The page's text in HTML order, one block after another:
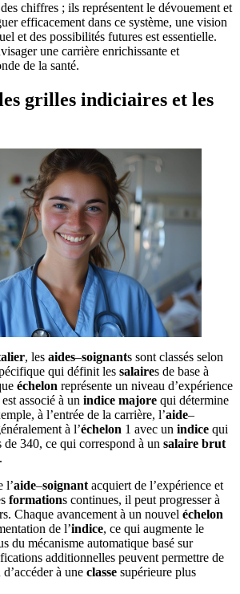
chiffres ; ils représentent le dévouement et
efficacement dans ce système, une vision
et des possibilités futures est essentielle.
une carrière enrichissante et
de la santé.
grilles indiciaires et les
, les aides–soignants sont classés selon
qui définit les salaires de base à
échelon représente un niveau d’expérience
associé à un indice majore qui détermine
à l’entrée de la carrière, l’aide–
à l’échelon 1 avec un indice qui
de 340, ce qui correspond à un salaire brut
l’aide–soignant acquiert de l’expérience et
formations continues, il peut progresser à
Chaque avancement à un nouvel échelon
de l’indice, ce qui augmente le
du mécanisme automatique basé sur
additionnelles peuvent permettre de
à une classe supérieure plus